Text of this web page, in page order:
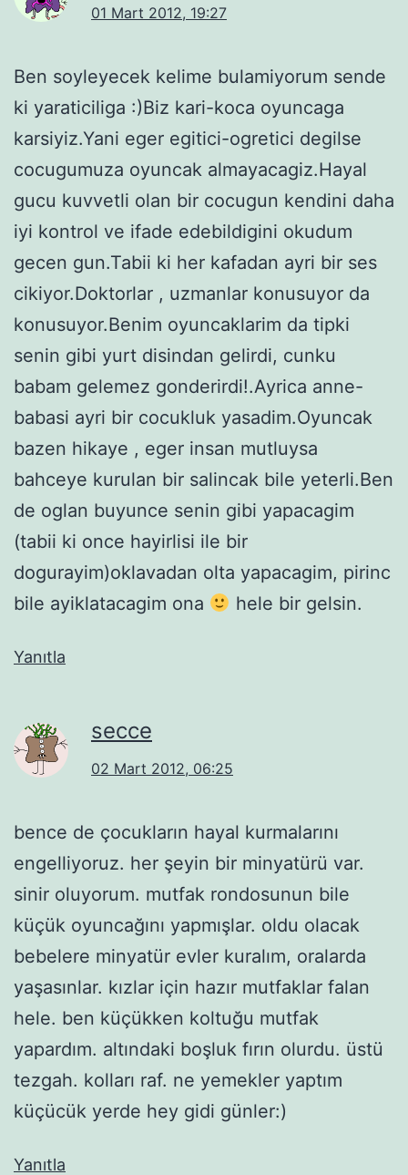
01 Mart 2012, 19:27
Ben soyleyecek kelime bulamiyorum sende
ki yaraticiliga :)Biz kari-koca oyuncaga
karsiyiz.Yani eger egitici-ogretici degilse
cocugumuza oyuncak almayacagiz.Hayal
gucu kuvvetli olan bir cocugun kendini daha
iyi kontrol ve ifade edebildigini okudum
gecen gun.Tabii ki her kafadan ayri bir ses
cikiyor.Doktorlar , uzmanlar konusuyor da
konusuyor.Benim oyuncaklarim da tipki
senin gibi yurt disindan gelirdi, cunku
babam gelemez gonderirdi!.Ayrica anne-
babasi ayri bir cocukluk yasadim.Oyuncak
bazen hikaye , eger insan mutluysa
bahceye kurulan bir salincak bile yeterli.Ben
de oglan buyunce senin gibi yapacagim
(tabii ki once hayirlisi ile bir
dogurayim)oklavadan olta yapacagim, pirinc
bile ayiklatacagim ona
hele bir gelsin.
Yanıtla
secce
02 Mart 2012, 06:25
bence de çocukların hayal kurmalarını
engelliyoruz. her şeyin bir minyatürü var.
sinir oluyorum. mutfak rondosunun bile
küçük oyuncağını yapmışlar. oldu olacak
bebelere minyatür evler kuralım, oralarda
yaşasınlar. kızlar için hazır mutfaklar falan
hele. ben küçükken koltuğu mutfak
yapardım. altındaki boşluk fırın olurdu. üstü
tezgah. kolları raf. ne yemekler yaptım
küçücük yerde hey gidi günler:)
Yanıtla